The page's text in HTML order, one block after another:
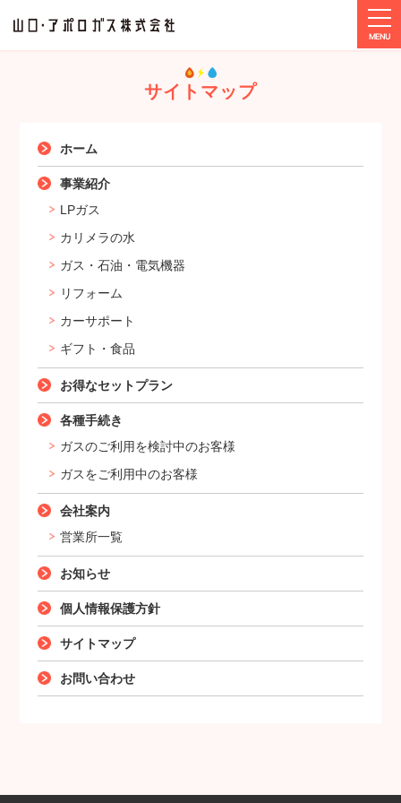
サイトマップ
サイトマップ
ホーム
事業紹介
LPガス
カリメラの水
ガス・石油・電気機器
リフォーム
カーサポート
ギフト・食品
お得なセットプラン
各種手続き
ガスのご利用を検討中のお客様
ガスをご利用中のお客様
会社案内
営業所一覧
お知らせ
個人情報保護方針
サイトマップ
お問い合わせ